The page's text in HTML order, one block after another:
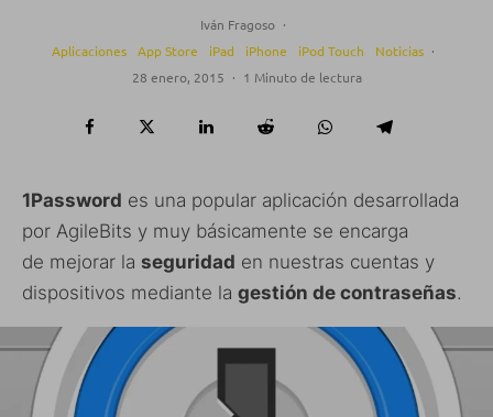
Iván Fragoso ·
Aplicaciones
App Store iPad iPhone iPod Touch Noticias ·
28 enero, 2015 · 1 Minuto de lectura
1Password es una popular aplicación desarrollada
por AgileBits y muy básicamente se encarga
de mejorar la seguridad en nuestras cuentas y
dispositivos mediante la gestión de contraseñas.